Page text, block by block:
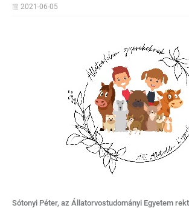
2021-06-05
Sótonyi Péter, az Állatorvostudományi Egyetem